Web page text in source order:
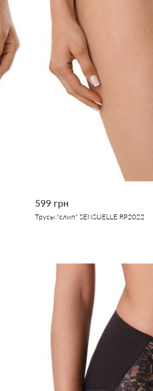
599 грн
Трусы "слип" SENSUELLE RP2022